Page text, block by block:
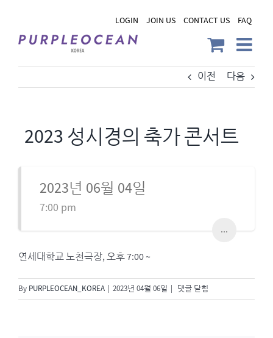
content
LOGIN JOIN US CONTACT US FAQ
이전 다음
2023 성시경의 축가 콘서트
2023년 06월 04일
7:00 pm
...
연세대학교 노천극장, 오후 7:00 ~
By PURPLEOCEAN_KOREA 2023년 04월 06일
2023
성
댓글 닫힘